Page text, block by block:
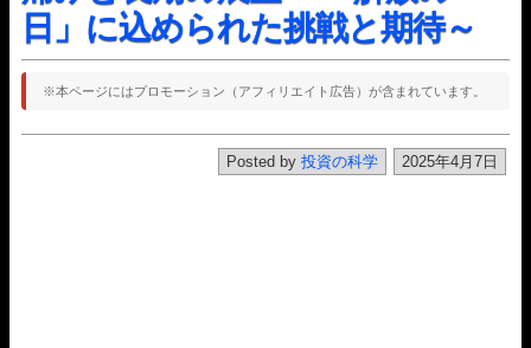
日」に込められた挑戦と期待～
※本ページにはプロモーション（アフィリエイト広告）が含まれています。
2025年4月7日
Posted by 投資の科学